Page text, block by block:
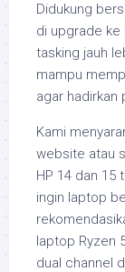
Didukung
di upgrade ke
tasking jauh
mampu
agar hadirkan
Kami
website atau
HP 14 dan 15
ingin laptop
laptop Ryzen
dual channel